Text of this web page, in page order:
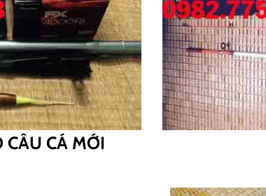
CÁ MỚI